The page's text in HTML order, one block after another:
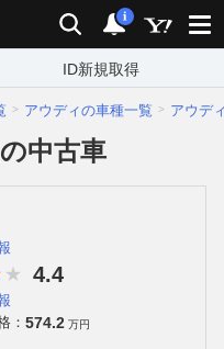
検索 通知
i
ID新規取得
アウディの車種一覧 アウデ
中古車
4.4
： 574.2 万円